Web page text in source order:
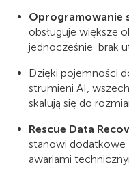
Oprogramowanie
obsługuje większe
jednocześnie brak
Dzięki pojemności
strumieni AI,
skalują się do
Rescue Data
stanowi dodatkowe
awariami